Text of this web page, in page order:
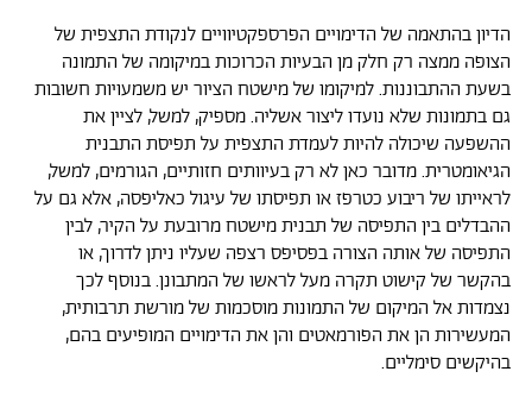
הדיון בהתאמה של הדימויים הפרספקטיוויים לנקודת התצפית של
הצופה ממצה רק חלק מן הבעיות הכרוכות במיקומה של התמונה
בשעת ההתבוננות. למיקומו של מישטח הציור יש משמעויות חשובות
גם בתמונות שלא נועדו ליצור אשליה. מספיק, למשל, לציין את
ההשפעה שיכולה להיות לעמדת התצפית על תפיסת התבנית
הגיאומטרית. מדובר כאן לא רק בעיוותים חזותיים, הגורמים, למשל,
לראייתו של ריבוע כטרפז או תפיסתו של עיגול כאליפסה, אלא גם על
ההבדלים בין התפיסה של תבנית מישטח מרובעת על הקיר, לבין
התפיסה של אותה הצורה בפסיפס רצפה שעליו ניתן לדרוך, או
בהקשר של קישוט תקרה מעל לראשו של המתבונן. בנוסף לכך
נצמדות אל המיקום של התמונות מוסכמות של מורשת תרבותית,
המעשירות הן את הפורמאטים והן את הדימויים המופיעים בהם,
בהיקשים סימליים.